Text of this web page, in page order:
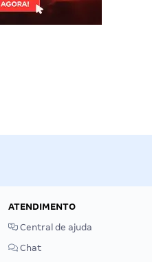
ATENDIMENTO
Central de ajuda
Chat